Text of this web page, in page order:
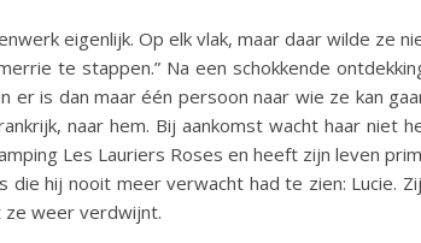
eigenlijk. Op elk vlak, maar daar wilde ze
te stappen.” Na een schokkende
is dan maar één persoon naar wie ze kan
naar hem. Bij aankomst wacht haar niet
Les Lauriers Roses en heeft zijn leven
hij nooit meer verwacht had te zien: Lucie.
ze weer verdwijnt.